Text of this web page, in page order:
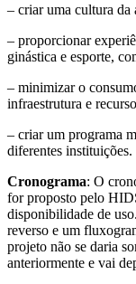
– criar uma cultura da
– proporcionar
ginástica e esporte,
– minimizar o
infraestrutura e
– criar um programa
diferentes instituições.
Cronograma: O
for proposto pelo
disponibilidade de
reverso e um
projeto não se daria
anteriormente e vai